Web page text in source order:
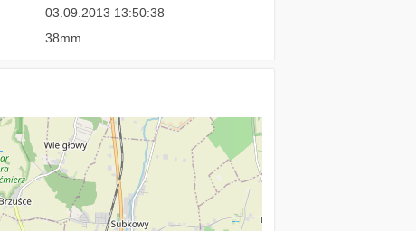
03.09.2013 13:50:38
38mm